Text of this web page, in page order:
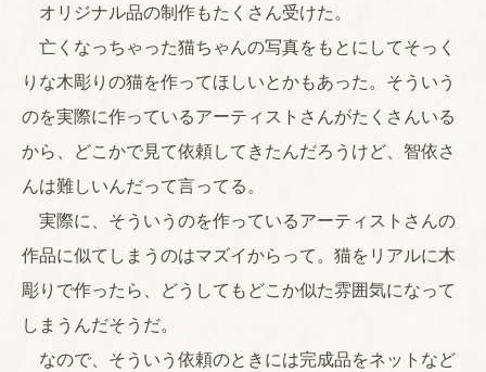
オリジナル品の制作もたくさん受けた。
亡くなっちゃった猫ちゃんの写真をもとにしてそっく
りな木彫りの猫を作ってほしいとかもあった。そういう
のを実際に作っているアーティストさんがたくさんいる
から、どこかで見て依頼してきたんだろうけど、智依さ
んは難しいんだって言ってる。
実際に、そういうのを作っているアーティストさんの
作品に似てしまうのはマズイからって。猫をリアルに木
彫りで作ったら、どうしてもどこか似た雰囲気になって
しまうんだそうだ。
なので、そういう依頼のときには完成品をネットなど